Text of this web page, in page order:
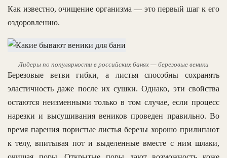
Как известно, очищение организма — это первый шаг к его
оздоровлению.
Лидеры по популярности в российских банях — березовые веники
Березовые ветви гибки, а листья способны сохранять
эластичность даже после их сушки. Однако, эти свойства
остаются неизменными только в том случае, если процесс
нарезки и высушивания веников проведен правильно. Во
время парения пористые листья березы хорошо прилипают
к телу, впитывая пот и выделенные вместе с ним шлаки,